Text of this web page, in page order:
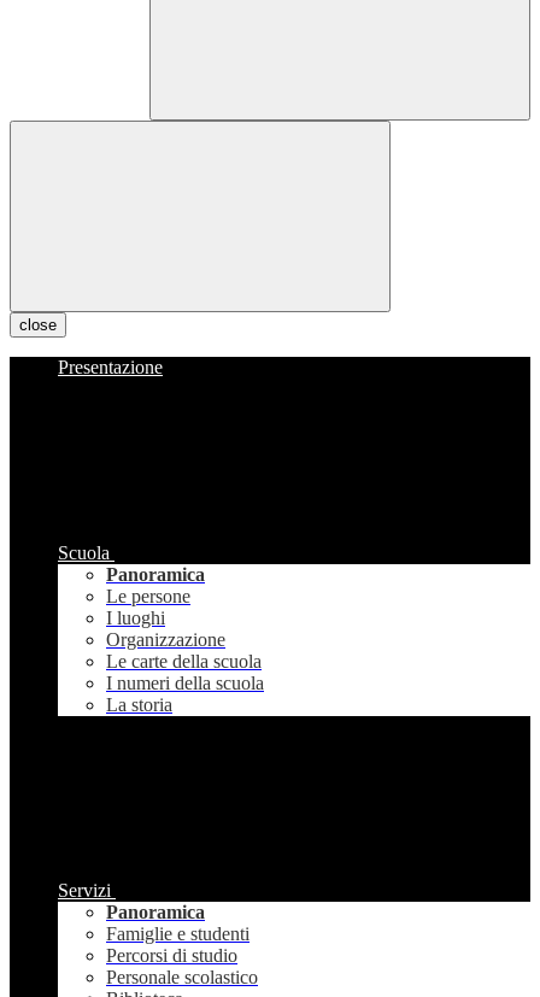
close
Presentazione
Scuola
Panoramica
Le persone
I luoghi
Organizzazione
Le carte della scuola
I numeri della scuola
La storia
Servizi
Panoramica
Famiglie e studenti
Percorsi di studio
Personale scolastico